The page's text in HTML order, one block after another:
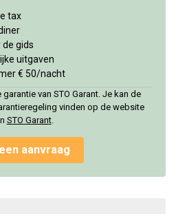
tax
de gids
uitgaven
€ 50/nacht
van STO Garant. Je kan de
vinden op de website
STO Garant.
aanvraag